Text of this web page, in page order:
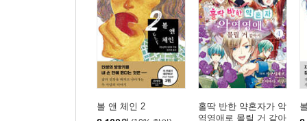
볼 앤 체인 2
홀딱 반한 약혼자가 악
역영애로 몰릴 거 같아